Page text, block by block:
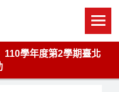
110學年度第2學期臺北